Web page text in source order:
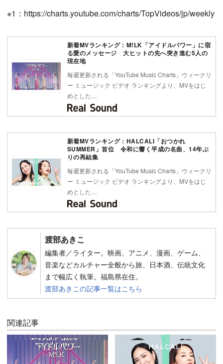
※1：https://charts.youtube.com/charts/TopVideos/jp/weekly
新着MVランキング：M!LK「アイドルパワー」に宿
る愛のメッセージ 大ヒットの先へ突き進む5人の
現在地
毎週更新される「YouTube Music Charts」ウィークリ
ー ミュージック ビデオ ランキングより、MVをはじ
めとした…
新着MVランキング：HALCALI「おつかれ
SUMMER」首位 令和に響く平成の名曲、14年ぶ
りの再結集
毎週更新される「YouTube Music Charts」ウィークリ
ー ミュージック ビデオ ランキングより、MVをはじ
めとした…
渡部あきこ
編集者／ライター。映画、アニメ、漫画、ゲーム、
音楽などカルチャー全般から旅、日本酒、伝統文化
まで幅広く執筆。福島県在住。
渡部あきこの記事一覧はこちら
関連記事